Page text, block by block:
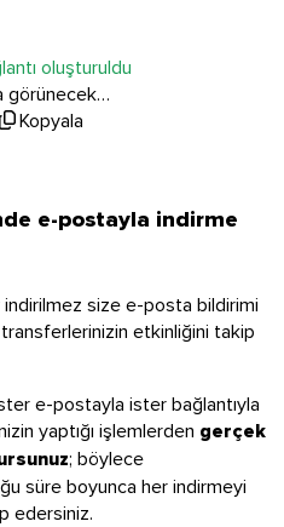
oluşturuldu
görünecek…
Kopyala
e-postayla indirme
size e-posta bildirimi
etkinliğini takip
e-postayla ister bağlantıyla
yaptığı işlemlerden gerçek
; böylece
süre boyunca her indirmeyi
edersiniz.